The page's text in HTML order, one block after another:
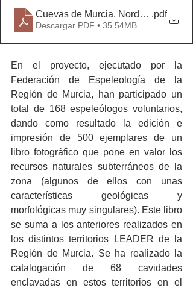
Cuevas de Murcia. Nordeste.pdf
Descargar PDF • 35.54MB
En el proyecto, ejecutado por la
Federación de Espeleología de la
Región de Murcia, han participado un
total de 168 espeleólogos voluntarios,
dando como resultado la edición e
impresión de 500 ejemplares de un
libro fotográfico que pone en valor los
recursos naturales subterráneos de la
zona (algunos de ellos con unas
características geológicas y
morfológicas muy singulares). Este libro
se suma a los anteriores realizados en
los distintos territorios LEADER de la
Región de Murcia. Se ha realizado la
catalogación de 68 cavidades
enclavadas en estos territorios en el